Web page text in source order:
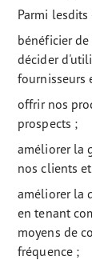
Parmi
bénéficier
décider
fournisseurs
offrir nos
prospects ;
améliorer la
nos clients
améliorer la
en tenant
moyens de
fréquence ;